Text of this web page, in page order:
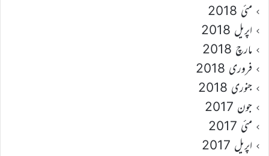
مئی 2018
اپریل 2018
مارچ 2018
فروری 2018
جنوری 2018
جون 2017
مئی 2017
اپریل 2017